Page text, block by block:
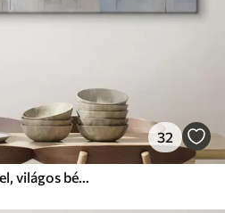
32
Fehér virágok kék levelekkel, világos bézs háttéren, látható ecsetvonásokkal